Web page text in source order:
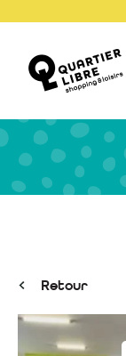
Retour